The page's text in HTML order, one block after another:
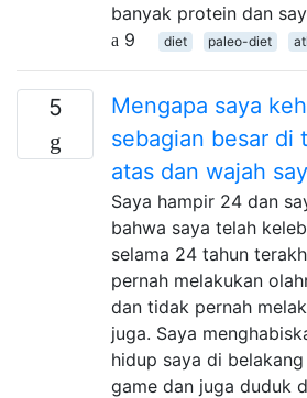
banyak protein dan
9
diet paleo-diet
5
Mengapa saya
sebagian besar di
atas dan wajah
Saya hampir 24 dan
bahwa saya telah
selama 24 tahun
pernah melakukan
dan tidak pernah
juga. Saya
hidup saya di
game dan juga duduk